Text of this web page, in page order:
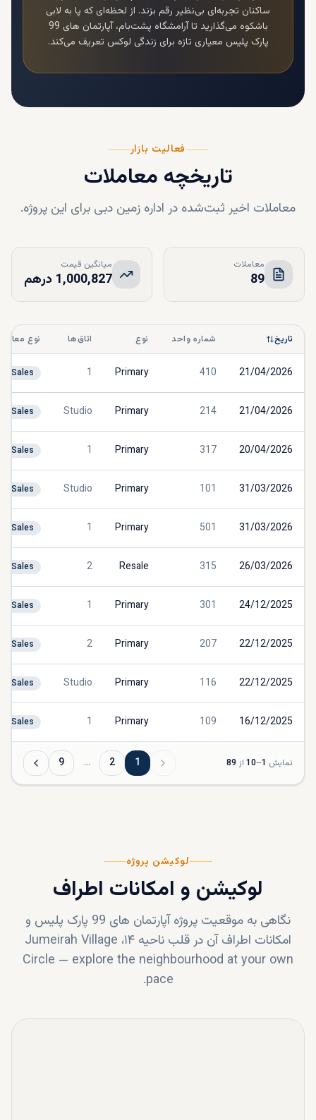
ساکنان تجربه‌ای بی‌نظیر رقم بزند. از لحظه‌ای که پا به لابی
باشکوه می‌گذارید تا آرامشگاه پشت‌بام،
آپارتمان های 99
پارک پلیس معیاری تازه برای زندگی لوکس تعریف می‌کند.
فعالیت بازار
تاریخچه معاملات
معاملات اخیر ثبت‌شده در اداره زمین دبی برای این پروژه.
معاملات
89
میانگین قیمت
1,000,827 درهم
تاریخ شماره واحد نوع اتاق‌ها نوع
21/04/2026
410
Primary
1
Sales
21/04/2026
214
Primary
Studio
Sales
20/04/2026
317
Primary
1
Sales
31/03/2026
101
Primary
Studio
Sales
31/03/2026
501
Primary
1
Sales
26/03/2026
315
Resale
2
Sales
24/12/2025
301
Primary
1
Sales
22/12/2025
207
Primary
2
Sales
22/12/2025
116
Primary
Studio
Sales
16/12/2025
109
Primary
1
Sales
نمایش 1
–
10 از 89
1
2
…
9
لوکیشن پروژه
لوکیشن و امکانات اطراف
نگاهی به موقعیت پروژه آپارتمان های 99 پارک پلیس
و
امکانات اطراف آن در قلب
ناحیه ۱۴، Jumeirah Village
Circle — explore the neighbourhood at your own
pace.